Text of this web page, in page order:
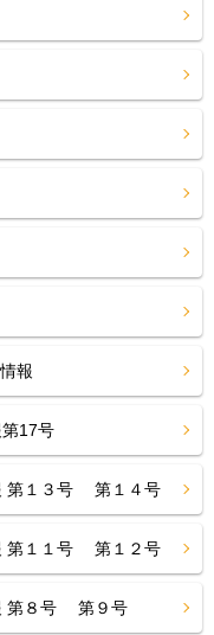
報
17号
第１３号 第１４号
第１１号 第１２号
第８号 第９号